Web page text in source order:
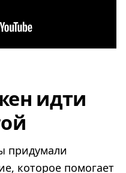
идти
придумали
которое помогает